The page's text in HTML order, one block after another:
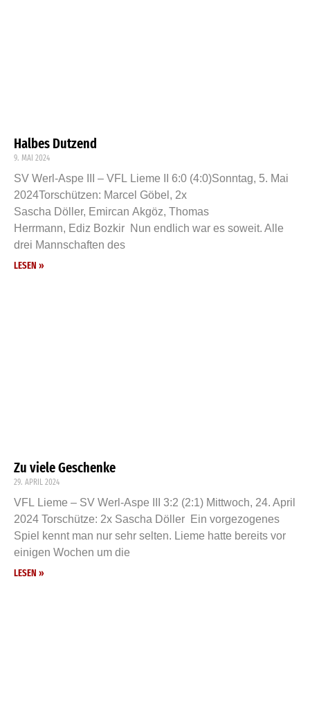
Halbes Dutzend
9. MAI 2024
SV Werl-Aspe III – VFL Lieme II 6:0 (4:0)Sonntag, 5. Mai
2024Torschützen: Marcel Göbel, 2x
Sascha Döller, Emircan Akgöz, Thomas
Herrmann, Ediz Bozkir Nun endlich war es soweit. Alle
drei Mannschaften des
LESEN »
Zu viele Geschenke
29. APRIL 2024
VFL Lieme – SV Werl-Aspe III 3:2 (2:1) Mittwoch, 24. April
2024 Torschütze: 2x Sascha Döller Ein vorgezogenes
Spiel kennt man nur sehr selten. Lieme hatte bereits vor
einigen Wochen um die
LESEN »